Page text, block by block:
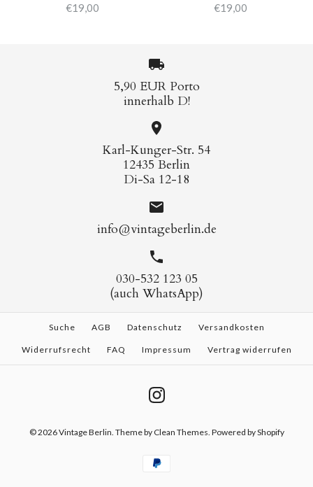
€19,00
€19,00
5,90 EUR Porto
innerhalb D!
Karl-Kunger-Str. 54
12435 Berlin
Di-Sa 12-18
info@vintageberlin.de
030-532 123 05
(auch WhatsApp)
Suche AGB Datenschutz Versandkosten
Widerrufsrecht FAQ Impressum Vertrag widerrufen
© 2026Vintage Berlin. Theme by Clean Themes. Powered by Shopify